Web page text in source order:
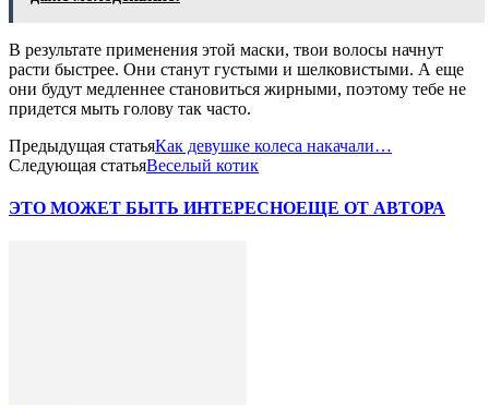
В результате применения этой маски, твои волосы начнут
расти быстрее. Они станут густыми и шелковистыми. А еще
они будут медленнее становиться жирными, поэтому тебе не
придется мыть голову так часто.
Предыдущая статьяКак девушке колеса накачали…
Следующая статьяВеселый котик
ЭТО МОЖЕТ БЫТЬ ИНТЕРЕСНОЕЩЕ ОТ АВТОРА